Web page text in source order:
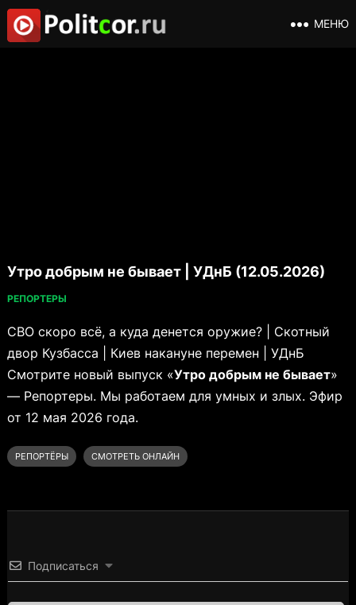
МЕНЮ
Утро добрым не бывает | УДнБ (12.05.2026)
РЕПОРТЕРЫ
СВО скоро всё, а куда денется оружие? | Скотный
двор Кузбасса | Киев накануне перемен | УДнБ
Смотрите новый выпуск «Утро добрым не бывает»
— Репортеры. Мы работаем для умных и злых. Эфир
от 12 мая 2026 года.
РЕПОРТЁРЫ СМОТРЕТЬ ОНЛАЙН
Подписаться